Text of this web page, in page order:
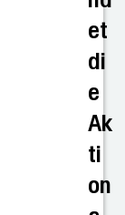
et
di
e
Ak
ti
on